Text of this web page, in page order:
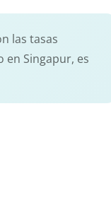
las tasas
en Singapur, es